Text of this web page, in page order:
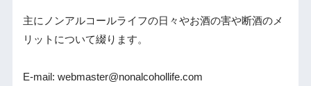
主にノンアルコールライフの日々やお酒の害や断酒のメ
リットについて綴ります。
E-mail: webmaster@nonalcohollife.com